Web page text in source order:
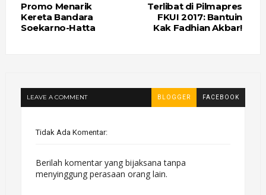
Terlibat di Pilmapres
FKUI 2017: Bantuin
Kak Fadhian Akbar!
Promo Menarik
Kereta Bandara
Soekarno-Hatta
LEAVE A COMMENT BLOGGER FACEBOOK
Tidak Ada Komentar:
Berilah komentar yang bijaksana tanpa
menyinggung perasaan orang lain.